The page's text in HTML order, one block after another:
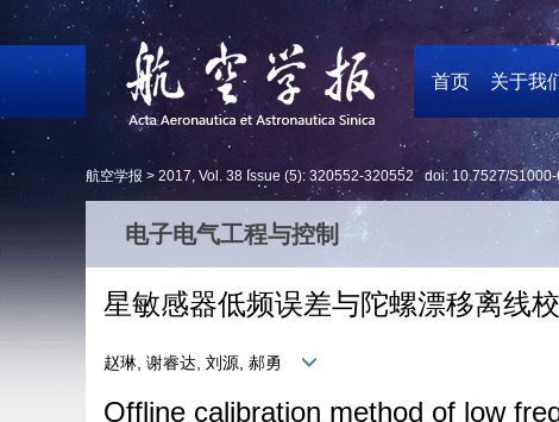
首页 关于我
航空学报 > 2017, Vol. 38 Issue (5): 320552-320552 doi:10.7527/
电子电气工程与控制
星敏感器低频误差与陀螺漂移离线
赵琳, 谢睿达, 刘源, 郝勇
Offline calibration method of low